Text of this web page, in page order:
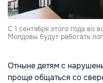
С 1 сентября этого года во
Молдовы будут работать
Отныне детям с
проще общаться со